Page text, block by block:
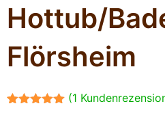
Hottub/
Flörsheim
(1